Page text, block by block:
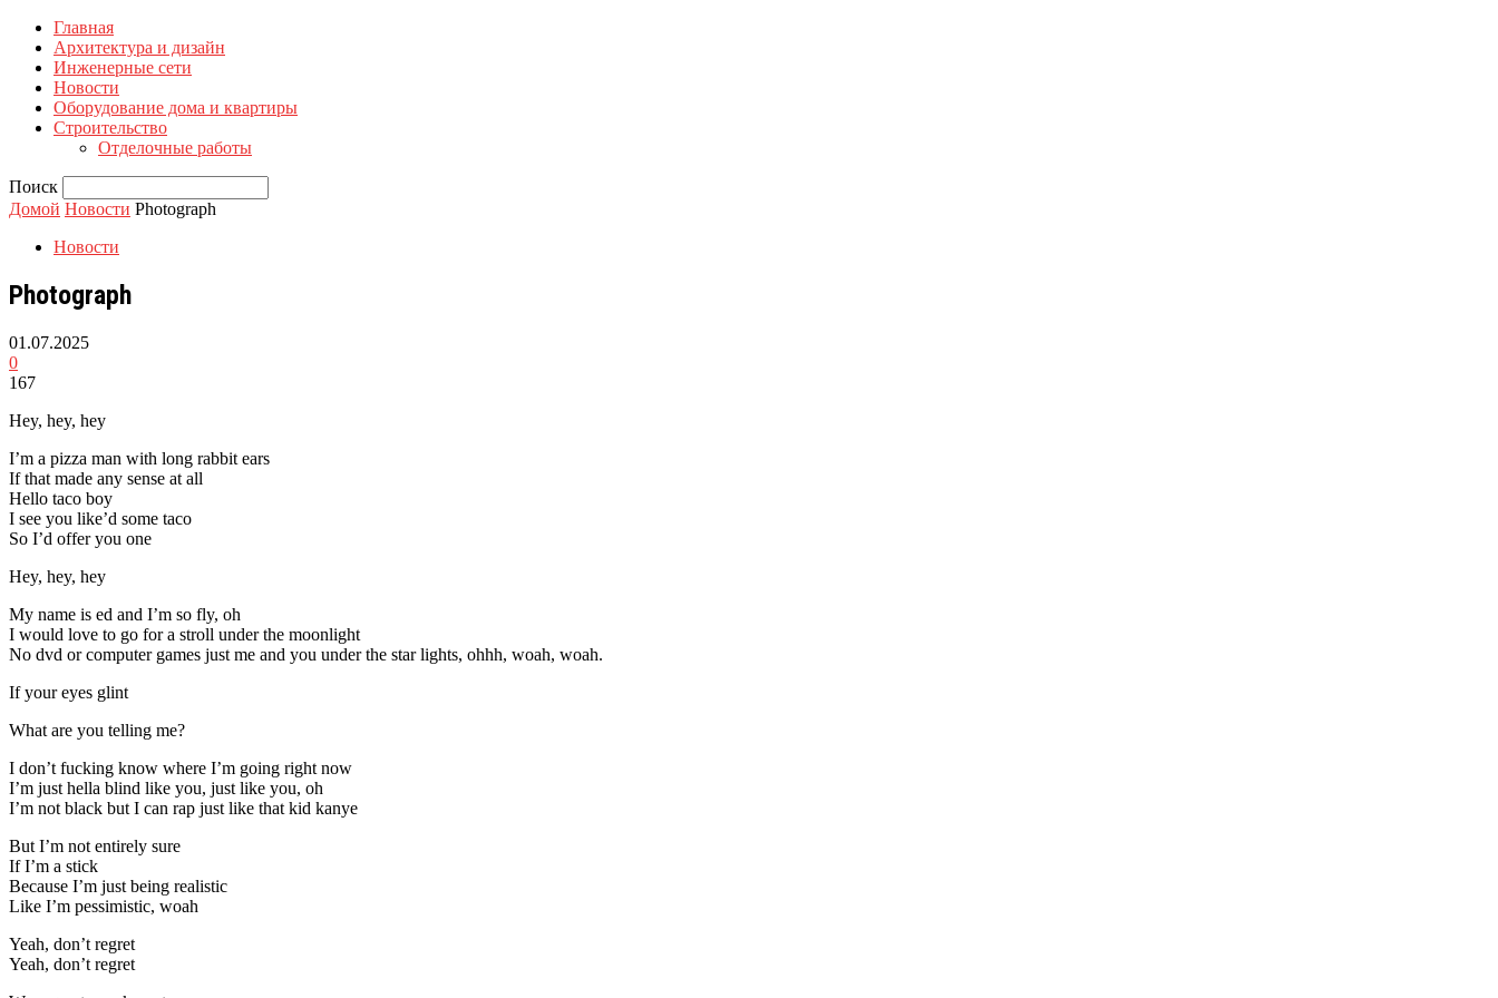
Главная
Архитектура и дизайн
Инженерные сети
Новости
Оборудование дома и квартиры
Строительство
Отделочные работы
Поиск
Домой Новости Photograph
Новости
Photograph
01.07.2025
0
167
Hey, hey, hey
I’m a pizza man with long rabbit ears
If that made any sense at all
Hello taco boy
I see you like’d some taco
So I’d offer you one
Hey, hey, hey
My name is ed and I’m so fly, oh
I would love to go for a stroll under the moonlight
No dvd or computer games just me and you under the star lights, ohhh, woah, woah.
If your eyes glint
What are you telling me?
I don’t fucking know where I’m going right now
I’m just hella blind like you, just like you, oh
I’m not black but I can rap just like that kid kanye
But I’m not entirely sure
If I’m a stick
Because I’m just being realistic
Like I’m pessimistic, woah
Yeah, don’t regret
Yeah, don’t regret